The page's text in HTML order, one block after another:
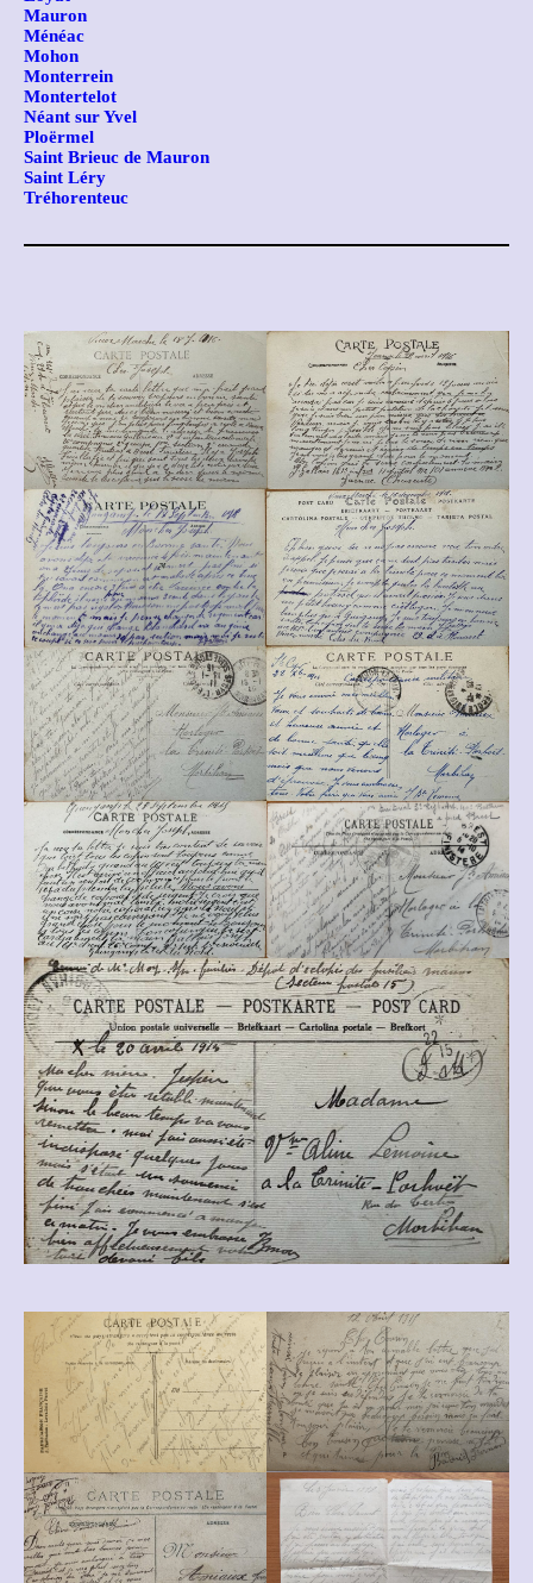
Mauron
Ménéac
Mohon
Monterrein
Montertelot
Néant sur Yvel
Ploërmel
Saint Brieuc de Mauron
Saint Léry
Tréhorenteuc